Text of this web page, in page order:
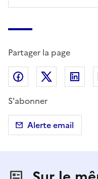
Partager la page
Partager surPartager
S'abonner
Alerte email